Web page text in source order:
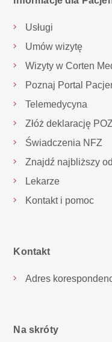
Usługi
Umów wizytę
Wizyty w Corten
Poznaj Portal
Telemedycyna
Złóż deklarację POZ
Świadczenia NFZ
Znajdź najbliższy
Lekarze
Kontakt i pomoc
Kontakt
Adres
Na skróty